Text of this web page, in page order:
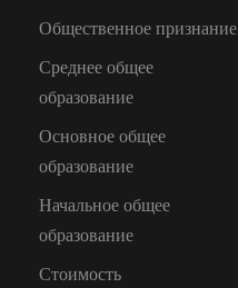
Общественное признание
Среднее общее
образование
Основное общее
образование
Начальное общее
образование
Стоимость